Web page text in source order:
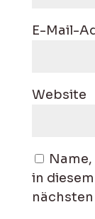
E-Mail-
Website
in